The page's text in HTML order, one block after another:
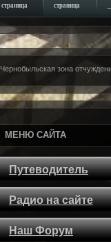
страница страница
Чернобыльская зона
МЕНЮ САЙТА
Путеводитель
Радио на сайте
Наш Форум